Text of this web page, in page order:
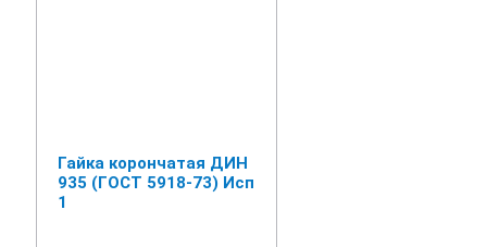
Гайка корончатая ДИН
935 (ГОСТ 5918-73) Исп
1